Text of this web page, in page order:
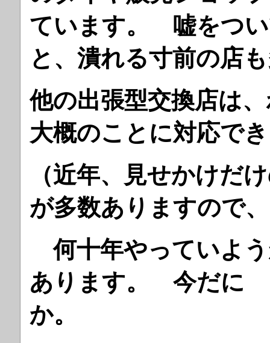
ています。 嘘をつい
と、潰れる寸前の店
他の出張型交換店は
大概のことに対応で
（近年、見せかけだ
が多数ありますので
何十年やっていよ
あります。 今だに
か。